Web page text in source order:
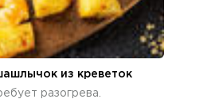
из креветок
разогрева.